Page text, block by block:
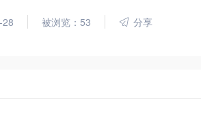
被浏览：53 分享